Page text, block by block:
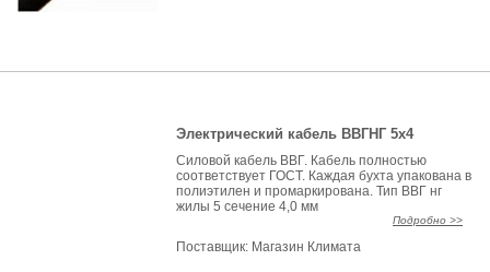
Электрический кабель ВВГНГ 5х4
Силовой кабель ВВГ. Кабель полностью
соответствует ГОСТ. Каждая бухта упакована в
полиэтилен и промаркирована. Тип ВВГ нг
жилы 5 сечение 4,0 мм
Подробно >>
Поставщик: Магазин Климата